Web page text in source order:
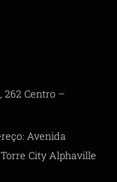
262 Centro –
Avenida
Torre City Alphaville